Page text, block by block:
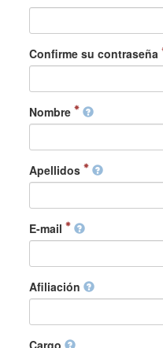
Confirme su contraseña
Nombre
Apellidos
E-mail
Afiliación
Cargo